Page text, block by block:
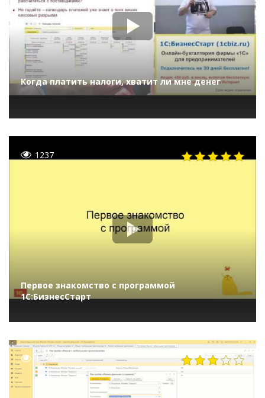
Когда платить налоги, хватит ли мне денег
1237
Первое знакомство с программой
1С:БизнесСтарт
14346